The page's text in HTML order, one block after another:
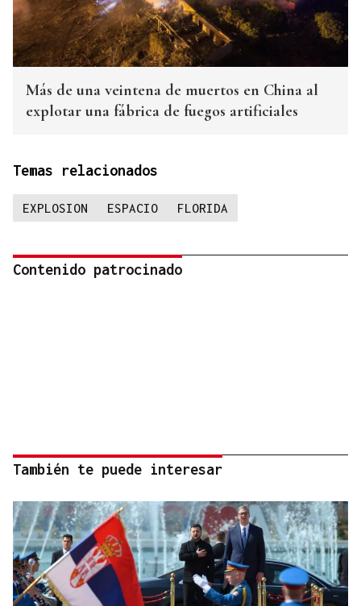
Más de una veintena de muertos en China al
explotar una fábrica de fuegos artificiales
Temas relacionados
EXPLOSION ESPACIO FLORIDA
Contenido patrocinado
También te puede interesar